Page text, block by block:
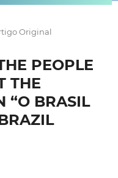
Original
PEOPLE
THE
“O BRASIL